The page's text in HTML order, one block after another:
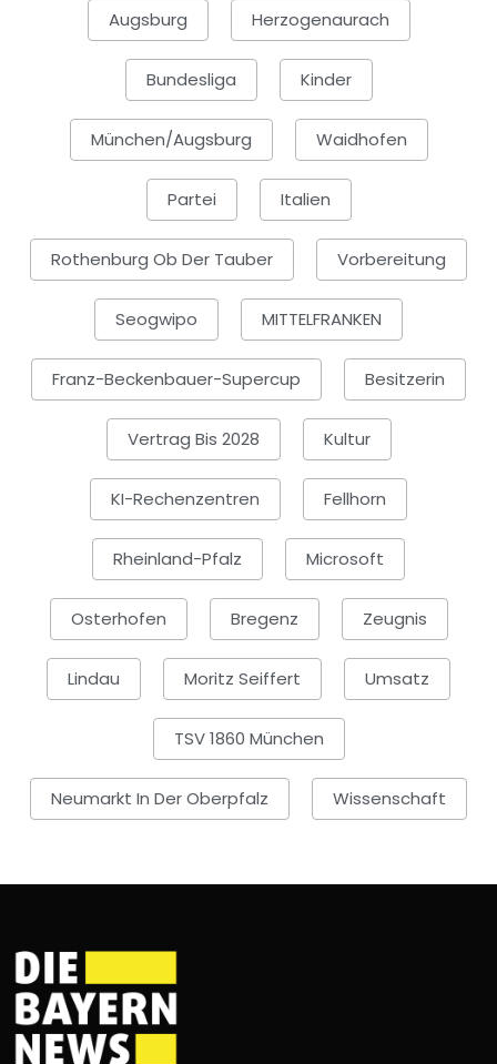
Augsburg Herzogenaurach
Bundesliga Kinder
München/Augsburg Waidhofen
Partei Italien
Rothenburg Ob Der Tauber Vorbereitung
Seogwipo MITTELFRANKEN
Franz-Beckenbauer-Supercup Besitzerin
Vertrag Bis 2028 Kultur
KI-Rechenzentren Fellhorn
Rheinland-Pfalz Microsoft
Osterhofen Bregenz Zeugnis
Lindau Moritz Seiffert Umsatz
TSV 1860 München
Neumarkt In Der Oberpfalz Wissenschaft